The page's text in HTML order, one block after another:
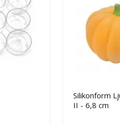
Silikonform
II - 6,8 cm